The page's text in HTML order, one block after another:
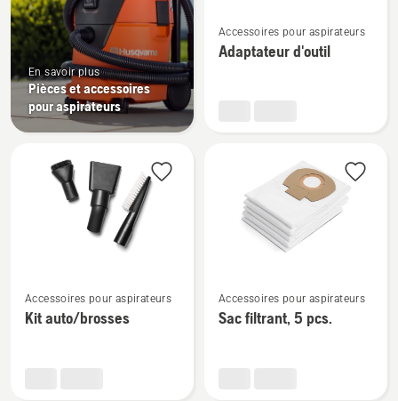
En savoir plus
Pièces et accessoires
pour aspirateurs
plus
de
Accessoires pour aspirateurs
Adaptateur d'outil
plus
de
Accessoires pour aspirateurs
Kit auto/brosses
plus
de
Accessoires pour aspirateurs
Sac filtrant, 5 pcs.